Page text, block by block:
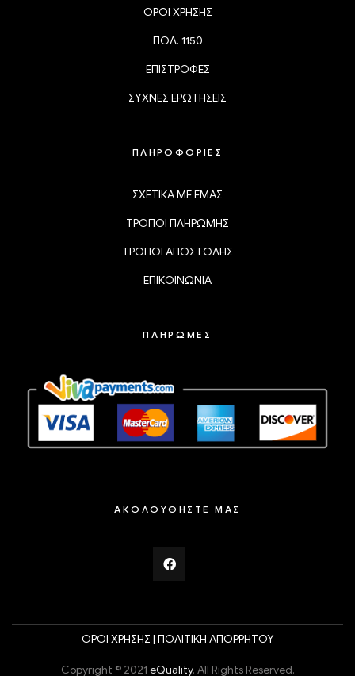
ΟΡΟΙ ΧΡΗΣΗΣ
ΠΟΛ. 1150
ΕΠΙΣΤΡΟΦΕΣ
ΣΥΧΝΕΣ ΕΡΩΤΗΣΕΙΣ
ΠΛΗΡΟΦΟΡΙΕΣ
ΣΧΕΤΙΚΑ ΜΕ ΕΜΑΣ
ΤΡΟΠΟΙ ΠΛΗΡΩΜΗΣ
ΤΡΟΠΟΙ ΑΠΟΣΤΟΛΗΣ
ΕΠΙΚΟΙΝΩΝΙΑ
ΠΛΗΡΩΜΕΣ
ΑΚΟΛΟΥΘΗΣΤΕ ΜΑΣ
ΟΡΟΙ ΧΡΗΣΗΣ | ΠΟΛΙΤΙΚΗ ΑΠΟΡΡΗΤΟΥ
Copyright © 2021 eQuality. All Rights Reserved.